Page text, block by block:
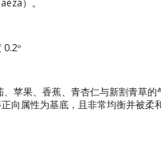
）。
0.2º
、苹果、香蕉、青杏仁与新割青草的
向属性为基底，且非常均衡并被柔